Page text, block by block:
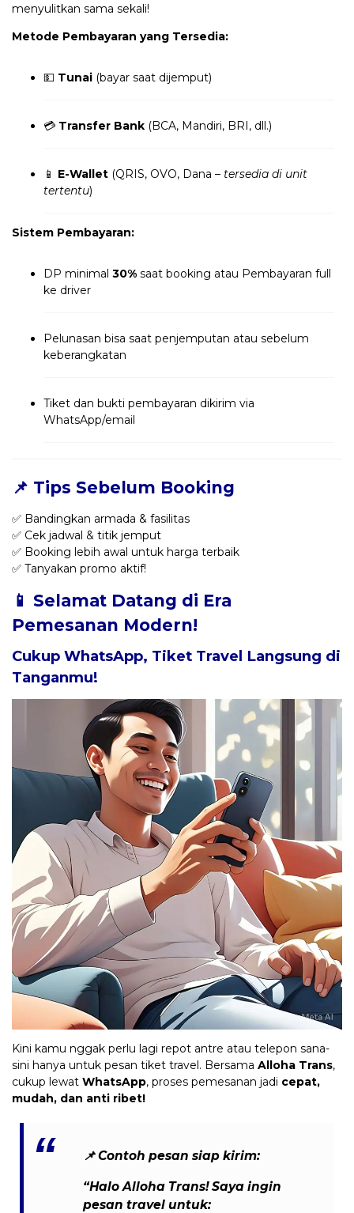
menyulitkan sama sekali!
Metode Pembayaran yang Tersedia:
💵 Tunai (bayar saat dijemput)
💳 Transfer Bank (BCA, Mandiri, BRI, dll.)
📱 E-Wallet (QRIS, OVO, Dana – tersedia di unit
tertentu)
Sistem Pembayaran:
DP minimal 30% saat booking atau Pembayaran full
ke driver
Pelunasan bisa saat penjemputan atau sebelum
keberangkatan
Tiket dan bukti pembayaran dikirim via
WhatsApp/email
📌 Tips Sebelum Booking
✅ Bandingkan armada & fasilitas
✅ Cek jadwal & titik jemput
✅ Booking lebih awal untuk harga terbaik
✅ Tanyakan promo aktif!
📱 Selamat Datang di Era
Pemesanan Modern!
Cukup WhatsApp, Tiket Travel Langsung di
Tanganmu!
Kini kamu nggak perlu lagi repot antre atau telepon sana-
sini hanya untuk pesan tiket travel. Bersama Alloha Trans,
cukup lewat WhatsApp, proses pemesanan jadi cepat,
mudah, dan anti ribet!
📌Contoh pesan siap kirim:
“Halo Alloha Trans! Saya ingin
pesan travel untuk: